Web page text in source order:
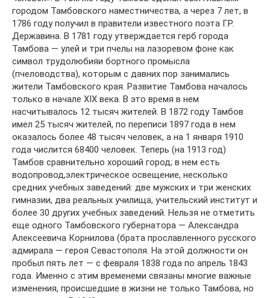
городом Тамбовского наместничества, а через 7 лет, в
1786 году получил в правители известного поэта Г.Р.
Державина. В 1781 году утверждается герб города
Тамбова — улей и три пчелы на лазоревом фоне как
символ трудолюбияи бортного промысла
(пчеловодства), которым с давних пор занимались
жители Тамбовского края. Развитие Тамбова началось
только в начале XIX века. В это время в нем
насчитывалось 12 тысяч жителей. В 1872 году Тамбов
имел 25 тысяч жителей, по переписи 1897 года в нем
оказалось более 48 тысяч человек, а на 1 января 1910
года числится 68400 человек. Теперь (на 1913 год)
Тамбов сравнительно хороший город; в нем есть
водопровод,электрическое освещение, несколько
средних учебных заведений: две мужских и три женских
гимназии, два реальных училища, учительский институт и
более 30 других учебных заведений. Нельзя не отметить
еще одного Тамбовского губернатора — Александра
Алексеевича Корнилова (брата прославленного русского
адмирала — героя Севастополя. На этой должности он
пробыл пять лет — с февраля 1838 года по апрель 1843
года. Именно с этим временеми связаны многие важные
изменения, происшедшие в жизни не только Тамбова, но